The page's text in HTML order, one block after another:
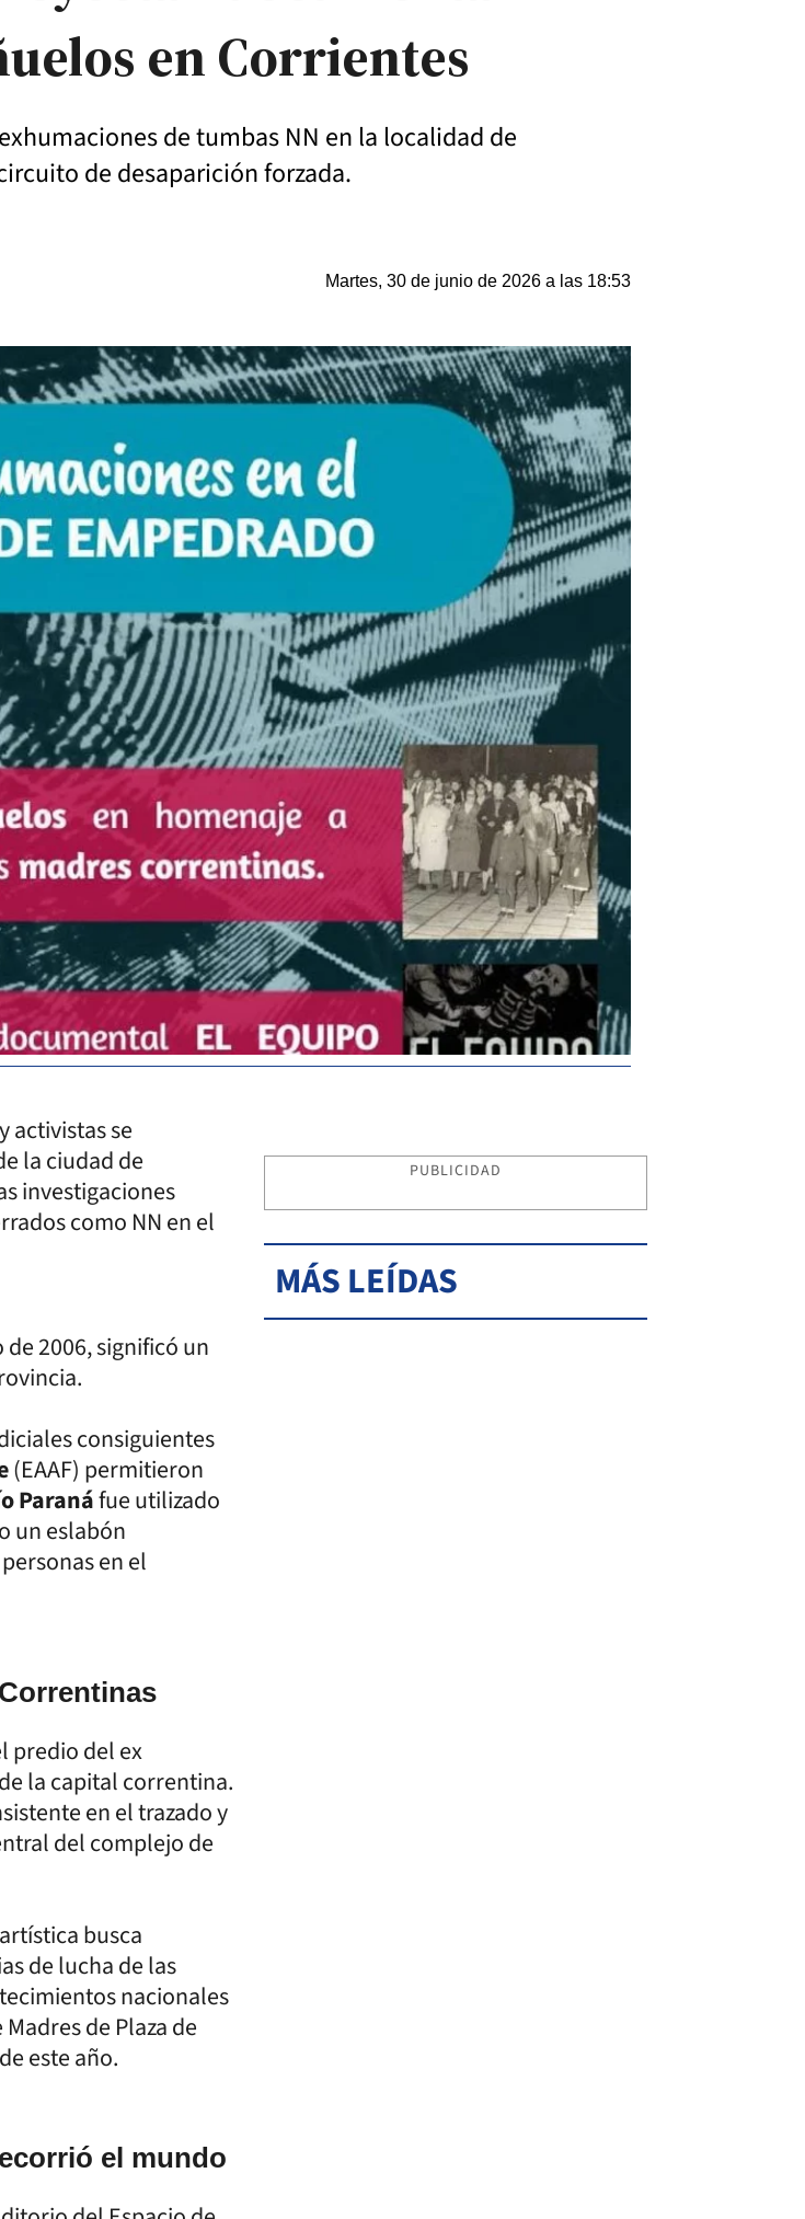
en Corrientes
de tumbas NN en la localidad de
de desaparición forzada.
Martes, 30 de junio de 2026 a las 18:53
activistas se
la ciudad de
investigaciones
como NN en el
2006, significó un
consiguientes
(EAAF) permitieron
Paranáfue utilizado
un eslabón
en el
predio del ex
la capital correntina.
en el trazado y
del complejo de
busca
de lucha de las
nacionales
de Plaza de
este año.
el mundo
PUBLICIDAD
MÁS LEÍDAS